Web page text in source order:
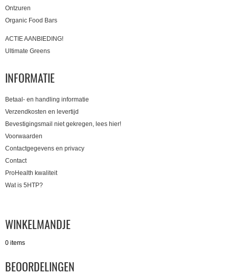
Ontzuren
Organic Food Bars
ACTIE AANBIEDING!
Ultimate Greens
INFORMATIE
Betaal- en handling informatie
Verzendkosten en levertijd
Bevestigingsmail niet gekregen, lees hier!
Voorwaarden
Contactgegevens en privacy
Contact
ProHealth kwaliteit
Wat is 5HTP?
WINKELMANDJE
0 items
BEOORDELINGEN